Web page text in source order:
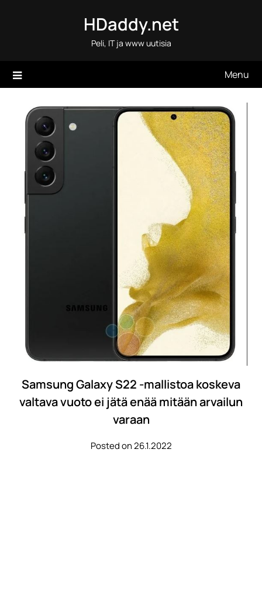
HDaddy.net
Peli, IT ja www uutisia
Menu
Samsung Galaxy S22 -mallistoa koskeva
valtava vuoto ei jätä enää mitään arvailun
varaan
Posted on 26.1.2022